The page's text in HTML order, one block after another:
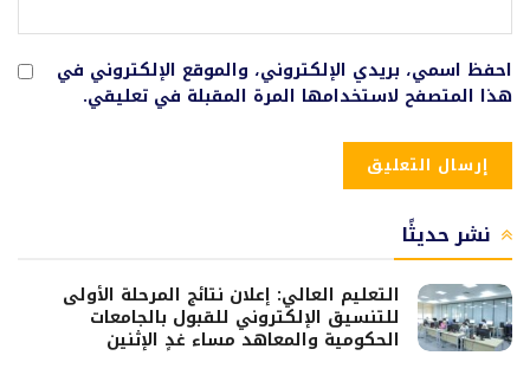
احفظ اسمي، بريدي الإلكتروني، والموقع الإلكتروني في
هذا المتصفح لاستخدامها المرة المقبلة في تعليقي.
نشر حديثًا
التعليم العالي: إعلان نتائج المرحلة الأولى
للتنسيق الإلكتروني للقبول بالجامعات
الحكومية والمعاهد مساء غدٍ الإثنين